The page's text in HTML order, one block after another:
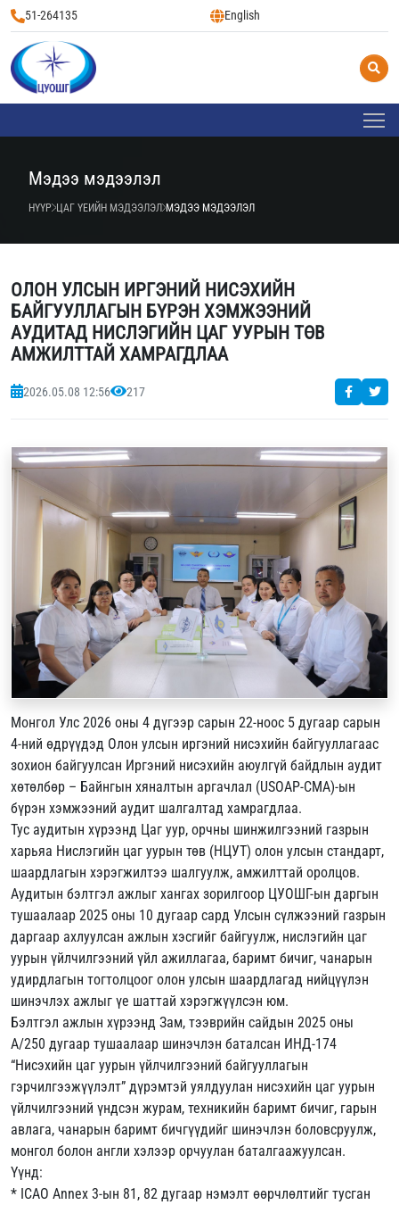
51-264135 English
Мэдээ мэдээлэл
НҮҮР ЦАГ ҮЕИЙН МЭДЭЭЛЭЛ МЭДЭЭ МЭДЭЭЛЭЛ
ОЛОН УЛСЫН ИРГЭНИЙ НИСЭХИЙН
БАЙГУУЛЛАГЫН БҮРЭН ХЭМЖЭЭНИЙ
АУДИТАД НИСЛЭГИЙН ЦАГ УУРЫН ТӨВ
АМЖИЛТТАЙ ХАМРАГДЛАА
2026.05.08 12:56 217
Монгол Улс 2026 оны 4 дүгээр сарын 22-ноос 5 дугаар сарын
4-ний өдрүүдэд Олон улсын иргэний нисэхийн байгууллагаас
зохион байгуулсан Иргэний нисэхийн аюулгүй байдлын аудит
хөтөлбөр – Байнгын хяналтын аргачлал (USOAP-CMA)-ын
бүрэн хэмжээний аудит шалгалтад хамрагдлаа.
Тус аудитын хүрээнд Цаг уур, орчны шинжилгээний газрын
харьяа Нислэгийн цаг уурын төв (НЦУТ) олон улсын стандарт,
шаардлагын хэрэгжилтээ шалгуулж, амжилттай оролцов.
Аудитын бэлтгэл ажлыг хангах зорилгоор ЦУОШГ-ын даргын
тушаалаар 2025 оны 10 дугаар сард Улсын сүлжээний газрын
даргаар ахлуулсан ажлын хэсгийг байгуулж, нислэгийн цаг
уурын үйлчилгээний үйл ажиллагаа, баримт бичиг, чанарын
удирдлагын тогтолцоог олон улсын шаардлагад нийцүүлэн
шинэчлэх ажлыг үе шаттай хэрэгжүүлсэн юм.
Бэлтгэл ажлын хүрээнд Зам, тээврийн сайдын 2025 оны
А/250 дугаар тушаалаар шинэчлэн баталсан ИНД-174
“Нисэхийн цаг уурын үйлчилгээний байгууллагын
гэрчилгээжүүлэлт” дүрэмтэй уялдуулан нисэхийн цаг уурын
үйлчилгээний үндсэн журам, техникийн баримт бичиг, гарын
авлага, чанарын баримт бичгүүдийг шинэчлэн боловсруулж,
монгол болон англи хэлээр орчуулан баталгаажуулсан.
Үүнд:
* ICAO Annex 3-ын 81, 82 дугаар нэмэлт өөрчлөлтийг тусган